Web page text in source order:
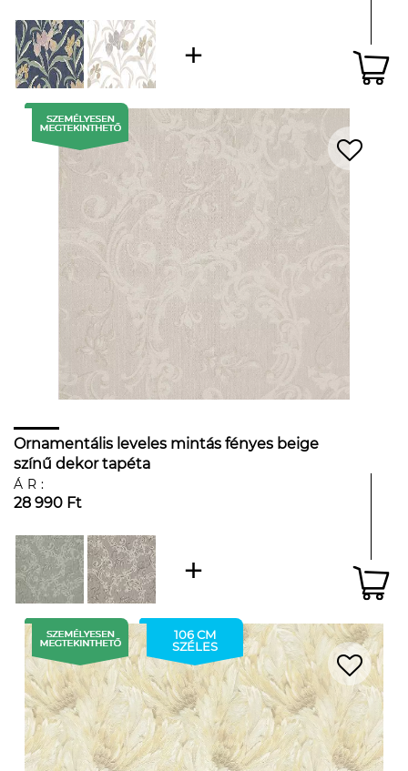
Ornamentális leveles mintás fényes beige
színű dekor tapéta
ÁR:
28 990 Ft
106 CM
SZÉLES